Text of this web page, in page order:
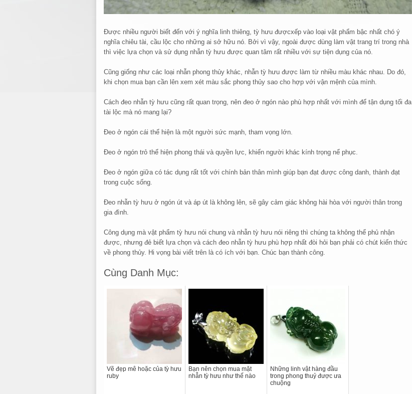
Được nhiều người biết đến với ý nghĩa linh thiêng, tỳ hưu đượcxếp vào loại vật phẩm bậc nhất chó ý
nghĩa chiêu tài, cầu lộc cho những ai sở hữu nó. Bởi vì vậy, ngoài được dùng làm vật trang trí trong nhà
thì việc lựa chọn và sử dụng nhẫn tỳ hưu được quan tâm rất nhiều với sự tiện dụng của nó.
Cũng giống như các loại nhẫn phong thủy khác, nhẫn tỳ hưu được làm từ nhiều màu khác nhau. Do đó,
khi chọn mua bạn cần lên xem xét màu sắc phong thủy sao cho hợp với vận mệnh của mình.
Cách đeo nhẫn tỳ hưu cũng rất quan trọng, nên đeo ở ngón nào phù hợp nhất với mình để tận dụng tối đa
tài lộc mà nó mang lại?
Đeo ở ngón cái thể hiện là một người sức mạnh, tham vọng lớn.
Đeo ở ngón trỏ thể hiện phong thái và quyền lực, khiến người khác kính trọng nể phục.
Đeo ở ngón giữa có tác dụng rất tốt với chính bản thân mình giúp bạn đạt được công danh, thành đạt
trong cuộc sống.
Đeo nhẫn tỳ hưu ở ngón út và áp út là không lên, sẽ gây cảm giác không hài hòa với người thân trong
gia đình.
Công dụng mà vật phẩm tỳ hưu nói chung và nhẫn tỳ hưu nói riêng thì chúng ta không thể phủ nhận
được, nhưng đẻ biết lựa chọn và cách đeo nhẫn tỳ hưu phù hợp nhất đòi hỏi bạn phải có chút kiến thức
về phong thủy. Hi vọng bài viết trên là có ích với bạn. Chúc bạn thành công.
Cùng Danh Mục:
Vẽ đẹp mê hoặc của tỳ hưu
ruby
Bạn nên chọn mua mặt
nhẫn tỳ hưu như thế nào
Những linh vật hàng đầu
trong phong thuỷ được ưa
chuộng